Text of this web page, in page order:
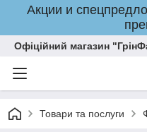
Акции и
Офіційний магазин
Товари та послуги